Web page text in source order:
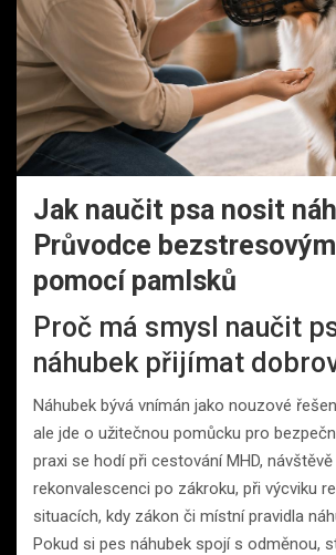
Jak naučit psa nosit
Průvodce
pomocí pamlsků
Proč má smysl naučit
náhubek přijímat
Náhubek bývá vnímán jako nouzové
ale jde o užitečnou pomůcku pro
praxi se hodí při cestování MHD,
rekonvalescenci po zákroku, při výcviku
situacích, kdy zákon či místní pravidla
Pokud si pes náhubek spojí s odměnou,